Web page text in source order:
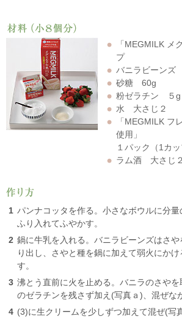
「MEGMILK
プ
バニラビーン
砂糖 60g
粉ゼラチン ５g
水 大さじ２
「MEGMILK フ
使用」
１パック（1カ
ラム酒 大さじ
1 パンナコッタを作る。小さなボウルに分
ふり入れてふやかす。
2 鍋に牛乳を入れる。バニラビーンズはさ
り出し、さやと種を鍋に加えて弱火にか
す。
3 沸とう直前に火を止める。バニラのさや
のゼラチンを残さず加え(写真ａ)、混ぜな
4 (3)に生クリームを少しずつ加えて混ぜ(写